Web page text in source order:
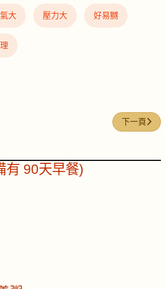
大 壓力大 好易嬲
力頂到上心口／成日好似唔夠氣下一篇文章
下一頁
有 90天早餐)